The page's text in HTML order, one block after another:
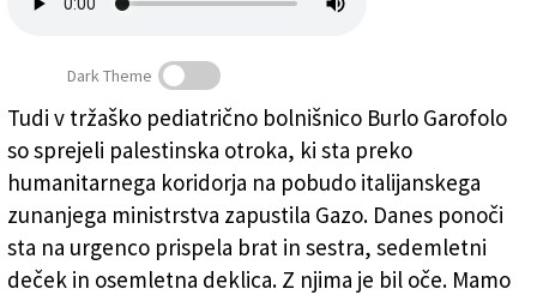
Pediatrična bolnišnica Burlo Garofolo v Trstu
(FOTODAMJ@N)
Dark Theme
Tudi v tržaško pediatrično bolnišnico Burlo Garofolo
so sprejeli palestinska otroka, ki sta preko
humanitarnega koridorja na pobudo italijanskega
zunanjega ministrstva zapustila Gazo. Danes ponoči
sta na urgenco prispela brat in sestra, sedemletni
deček in osemletna deklica. Z njima je bil oče. Mamo